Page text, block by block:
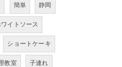
簡単 静岡
イトソース
ショートケーキ
教室 子連れ